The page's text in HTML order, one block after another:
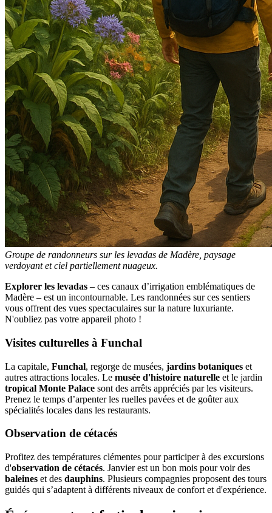
Groupe de randonneurs sur les levadas de Madère, paysage
verdoyant et ciel partiellement nuageux.
Explorer les levadas – ces canaux d’irrigation emblématiques de
Madère – est un incontournable. Les randonnées sur ces sentiers
vous offrent des vues spectaculaires sur la nature luxuriante.
N'oubliez pas votre appareil photo !
Visites culturelles à Funchal
La capitale, Funchal, regorge de musées, jardins botaniques et
autres attractions locales. Le musée d'histoire naturelle et le jardin
tropical Monte Palace sont des arrêts appréciés par les visiteurs.
Prenez le temps d’arpenter les ruelles pavées et de goûter aux
spécialités locales dans les restaurants.
Observation de cétacés
Profitez des températures clémentes pour participer à des excursions
d'observation de cétacés. Janvier est un bon mois pour voir des
baleines et des dauphins. Plusieurs compagnies proposent des tours
guidés qui s’adaptent à différents niveaux de confort et d'expérience.